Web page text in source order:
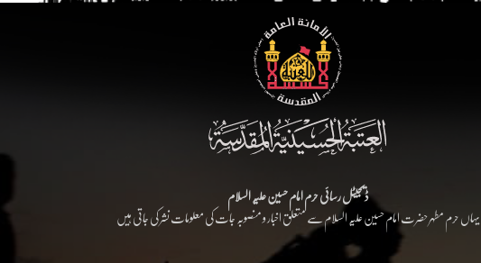
ڈیجیٹل رسائی حرم امام حسین علیہ السلام
یہاں حرم مطہر حضرت امام حسین علیہ السلام سے متعلق اخبار و منصوبہ جات کی معلومات نشر کی جاتی ہیں